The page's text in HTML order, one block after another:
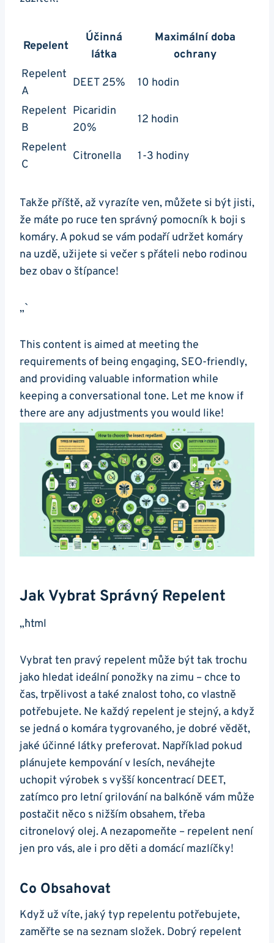
Repelent
Účinná
látka
Maximální doba
ochrany
Repelent
A
DEET 25%
10 hodin
Repelent
B
Picaridin
20%
12 hodin
Repelent
C
Citronella 1-3 hodiny
Takže příště, až vyrazíte ven, můžete si být jisti,
že máte po ruce ten správný pomocník k boji s
komáry. A pokud se vám podaří udržet komáry
na uzdě, užijete si večer s přáteli nebo rodinou
bez obav o štípance!
„`
This content is aimed at meeting the
requirements of being engaging, SEO-friendly,
and providing valuable information while
keeping a conversational tone. Let me know if
there are any adjustments you would like!
Jak Vybrat Správný Repelent
„`html
Vybrat ten pravý repelent může být tak trochu
jako hledat ideální ponožky na zimu – chce to
čas, trpělivost a také znalost toho, co vlastně
potřebujete. Ne každý repelent je stejný, a když
se jedná o komára tygrovaného, je dobré vědět,
jaké účinné látky preferovat. Například pokud
plánujete kempování v lesích, neváhejte
uchopit výrobek s vyšší koncentrací DEET,
zatímco pro letní grilování na balkóně vám může
postačit něco s nižším obsahem, třeba
citronelový olej. A nezapomeňte – repelent není
jen pro vás, ale i pro děti a domácí mazlíčky!
Co Obsahovat
Když už víte, jaký typ repelentu potřebujete,
zaměřte se na seznam složek. Dobrý repelent